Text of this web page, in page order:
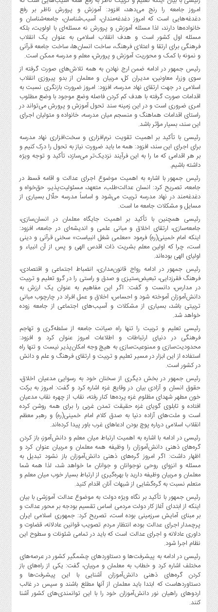
صنایع
غذایی
سیاسی
و
بین
الملل
نگاه
روز
گوناگون
امروز جامعه را رنج می‌دهد، افزود: آموزش و پرورش ناظر بر رفع
دغدغه‌هایی است که امروز دغدغه‌مندان، آسیب‌شناسان، جامعه‌شناسان و
خانواده‌ها دارند، لذا مسئله آموزش و پرورش نه مسئله‌ای با اولویت، بلکه
مسئله اول کشور است و هدف انقلاب اسلامی به عنوان یک انقلاب
فرهنگی برای ارتقا و اعتلای فرهنگ، ساخت انسان‌ها، ساخت جامعه قرآنی
و نمونه با کمک و محوریت آموزش و پرورش، معلم و مدرسه ممکن است.
رئیس جمهور در ادامه ضمن ارج نهادن به همه تلاش‌های صورت گرفته از
سوی وزرا، معاونین، مدیران کل، مربیان و معلمان از بدو پیروزی انقلاب
اسلامی در جهت ارتقای نهاد مدرسه، افزود: امروز ضرورت بازنگری نسبت به
اقدامات صورت گرفته با هدف کم کردن فاصله وضع موجود با وضع مطلوب
امری ضروری است و در این زمینه سند تحول آموزش و پرورش می‌تواند در
راستای اقدامات هماهنگ و منسجم میان مدرسه، خانواده و متولیان اجرای
این سند، بسیار مؤثر باشد.
رئیسی با تأکید بر اهمیت تقویت نرم‌افزاری و سخت‌افزاری نهاد مدرسه
برای اجرای این سند، افزود: همه ما باید ضرورت نیاز به تحول را درک کنیم و
بر هر اقدامی که ما را به این فرآیند نزدیک‌تر می‌سازد، تأکید و توجه ویژه
داشته باشیم.
رئیس جمهور با اشاره به اهمیت موضوع اجرای عدالت و اقامه قسط در
جامعه، تصریح کرد: انسان عدالت‌طلب، متعهد، مسئولیت‌پذیر، حق‌خواه و
دغدغه‌مند در نهاد مدرسه تربیت می‌شود و اساساً مدرسه حلّال بسیاری از
مسایل و مشکلات جامعه ما است.
رئیسی همچنین با تأکید بر اهمیت جایگاه معلمان در انسان‌سازی،
جامعه‌سازی، ارتقای اخلاق و مبانی علمی و اندیشه‌ای در جامعه، افزود:
اینکه امام خمینی(ره) فرمود «معلمی شغل انبیاست» سخنی قرآنی و دینی
است، چرا که اولین معلم بشریت ذات اقدس الهی و پس از آن انبیاء و
اولیای الهی بوده‌اند.
رئیس جمهور در ادامه رواج قانون‌مداری، انضباط اجتماعی و اقتصادی،
فرهنگ فقرزدایی، تبعیض‌ستیزی و صدق‌ و راستی را در گرو تعلیم و تربیت
در مدارس، دانست و گفت:‌ اگر این مفاهیم به عنوان یک ارزش به
دانش‌آموزان آموخته شود و احساس، اخلاق و عمل افراد در چارچوب مبانی
تربیتی باشد، بسیاری از مشکلات و آسیب‌های اجتماعی از جامعه زوده
خواهد شد.
رئیسی تعلیم و تربیت را تنها راه صیانت جامعه از سلطه‌گری و تهاجم
فرهنگی در دنیای ارتباطات و اطلاعات امروز عنوان کرد و افزود:
محدودیت‌سازی و ممنوعیت‌سازی به هیچ وجه امکان‌پذیر نیست و تنها راه
استفاده از این ابزار در مسیر تعلیم و تربیت و ارتقای فرهنگ و علم و دانش
در کشور است.
رئیس جمهور در بخش دیگری از سخنان خود به رسوایی مدعیان اخلاق،
حقوق انسان و آزادی بیان در وقایع غزه اشاره کرد و گفت: امروز به برکت
خون مطهر شهدای مظلوم غزه پرده‌ها کنار رفته، نقاب از چهره نقاب مدعیان
افتاده و تابلوی گویای غزه حقیقت تمدن غربی را برای همه روشن کرده
است و ملت‌های آزاده دنیا به صدق کلام امام خمینی(ره) و رهبر معظم
انقلاب اسلامی درباره پوچ بودن ادعاهای غرب باور پیدا کرده‌اند.
رئیسی در ادامه با اشاره به اهمیت ارتباط میان معلم و دانش‌آموز، باز کردن
گره‌های ذهنی دانش‌آموزان را وظیفه همه معلمان و مربیان عنوان کرد و
اظهار داشت: اگر امروز گره‌های ذهنی دانش‌آموزان باز نشود تبدیل به
مسئله و انزوای روحی نوجوانان و جوانان ما خواهد شد، لذا همه شما
معلمان و مربیان وظیفه دارید با بهره‌گیری از ارتباط بسیار خوب میان معلم و
متعلم نسبت به گره‌گشایی از شبهات آنان اقدام کنید.
رئیس جمهور با تأکید بر نگاه ویژه دولت به موضوع عدالت آموزشی با بیان
اینکه از ابتدای آغاز کار دولت مردمی اساس تقسیم بودجه بر محور عدالت و
بر مبنای آمایش سرزمینی بوده است، تصریح کرد: جمهوری اسلامی ایران
پرچمدار اجرای عدالت بوده، انتظار مردم تصویب قوانین عادلانه، قضاوت و
داوری عادلانه و اجرای عدالت است که باید در تمامی شئونات و سطوح این
نظام اجرا شود.
رئیسی در ادامه به پیشرفت‌ها و دستاوردهای چشمگیر کشور در عرصه‌های
مختلف اشاره کرد و خطاب به معلمان و مربیان، گفت: یکی از راه‌های باز
کردن گره‌های ذهنی دانش‌آموزان آشنایی با این پیشرفت‌ها و
دستاوردهاست که ابتدا باید معلمان از آنها مطلع باشند و سپس در غالب
اردوهای راهیان نور دانش‌آموزان خود را با این توانمندی‌های کشور آشنا
کنند.